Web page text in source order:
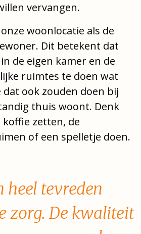
vervangen.
woonlocatie als de
Dit betekent dat
de eigen kamer en de
ruimtes te doen wat
dat ook zouden doen bij
thuis woont. Denk
zetten, de
of een spelletje doen.
heel tevreden
zorg. De kwaliteit